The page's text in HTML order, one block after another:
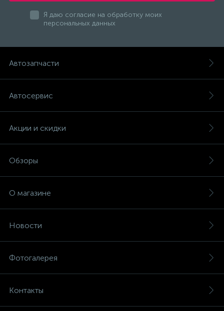
Я даю согласие на обработку моих
персональных данных
Автозапчасти
Автосервис
Акции и скидки
Обзоры
О магазине
Новости
Фотогалерея
Контакты